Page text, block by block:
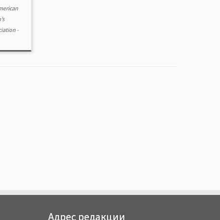
-
Адрес редакции